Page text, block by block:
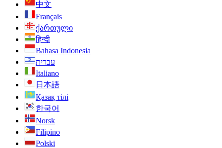
中文
Français
ქართული
हिन्दी
Bahasa Indonesia
עברית
Italiano
日本語
Қазақ тілі
한국어
Norsk
Filipino
Polski